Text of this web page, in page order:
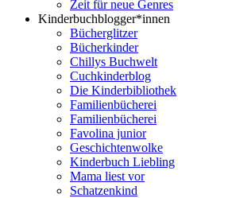
Zeit für neue Genres
Kinderbuchblogger*innen
Bücherglitzer
Bücherkinder
Chillys Buchwelt
Cuchkinderblog
Die Kinderbibliothek
Familienbücherei
Familienbücherei
Favolina junior
Geschichtenwolke
Kinderbuch Liebling
Mama liest vor
Schatzenkind